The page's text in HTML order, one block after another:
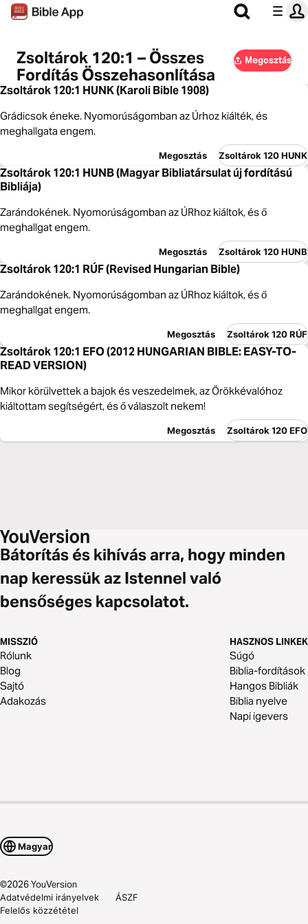
Zsoltárok 120:1 – Összes
Fordítás Összehasonlítása
Megosztás
Zsoltárok 120:1 HUNK (Karoli Bible 1908)
Grádicsok éneke. Nyomorúságomban az Úrhoz kiálték, és
meghallgata engem.
Megosztás Zsoltárok 120 HUNK
Zsoltárok 120:1 HUNB (Magyar Bibliatársulat új fordítású
Bibliája)
Zarándokének. Nyomorúságomban az ÚRhoz kiáltok, és ő
meghallgat engem.
Megosztás Zsoltárok 120 HUNB
Zsoltárok 120:1 RÚF (Revised Hungarian Bible)
Zarándokének. Nyomorúságomban az ÚRhoz kiáltok, és ő
meghallgat engem.
Megosztás Zsoltárok 120 RÚF
Zsoltárok 120:1 EFO (2012 HUNGARIAN BIBLE: EASY-TO-
READ VERSION)
Mikor körülvettek a bajok és veszedelmek, az Örökkévalóhoz
kiáltottam segítségért, és ő válaszolt nekem!
Megosztás Zsoltárok 120 EFO
Bátorítás és kihívás arra, hogy minden
nap keressük az Istennel való
bensőséges kapcsolatot.
MISSZIÓ
Rólunk
Blog
Sajtó
Adakozás
HASZNOS LINKEK
Súgó
Biblia-fordítások
Hangos Bibliák
Biblia nyelve
Napi igevers
Magyar
©2026YouVersion
Adatvédelmi irányelvek
ÁSZF
Felelős közzététel